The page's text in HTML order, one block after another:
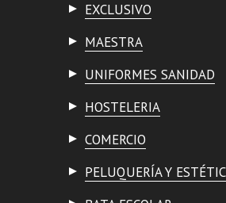
EXCLUSIVO
MAESTRA
UNIFORMES SANIDAD
HOSTELERIA
COMERCIO
PELUQUERÍA Y